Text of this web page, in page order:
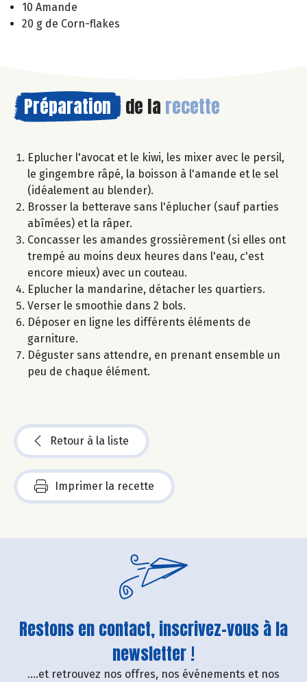
10 Amande
20 g de Corn-flakes
Préparation de la recette
Eplucher l'avocat et le kiwi, les mixer avec le persil,
le gingembre râpé, la boisson à l'amande et le sel
(idéalement au blender).
Brosser la betterave sans l'éplucher (sauf parties
abîmées) et la râper.
Concasser les amandes grossièrement (si elles ont
trempé au moins deux heures dans l'eau, c'est
encore mieux) avec un couteau.
Eplucher la mandarine, détacher les quartiers.
Verser le smoothie dans 2 bols.
Déposer en ligne les différents éléments de
garniture.
Déguster sans attendre, en prenant ensemble un
peu de chaque élément.
Retour à la liste
Imprimer la recette
Restons en contact, inscrivez-vous à la
newsletter !
....et retrouvez nos offres, nos événements et nos